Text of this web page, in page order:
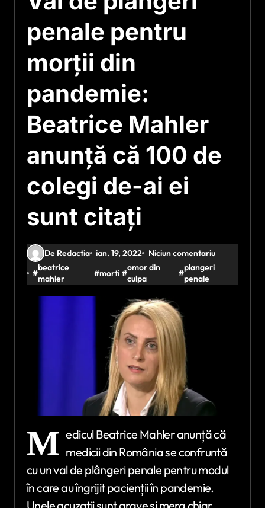
penale pentru
morții din
pandemie:
Beatrice Mahler
anunță că 100 de
colegi de-ai ei
sunt citați
De Redactia ian. 19, 2022
Niciun comentariu
#
beatrice
mahler
#morti #
omor din
culpa
#
plangeri
penale
M edicul Beatrice Mahler anunță că
medicii din România se confruntă
cu un val de plângeri penale pentru modul
în care au îngrijit pacienții în pandemie.